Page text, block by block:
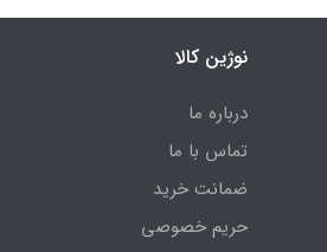
نوژین کالا
درباره ما
تماس با ما
ضمانت خرید
حریم خصوصی